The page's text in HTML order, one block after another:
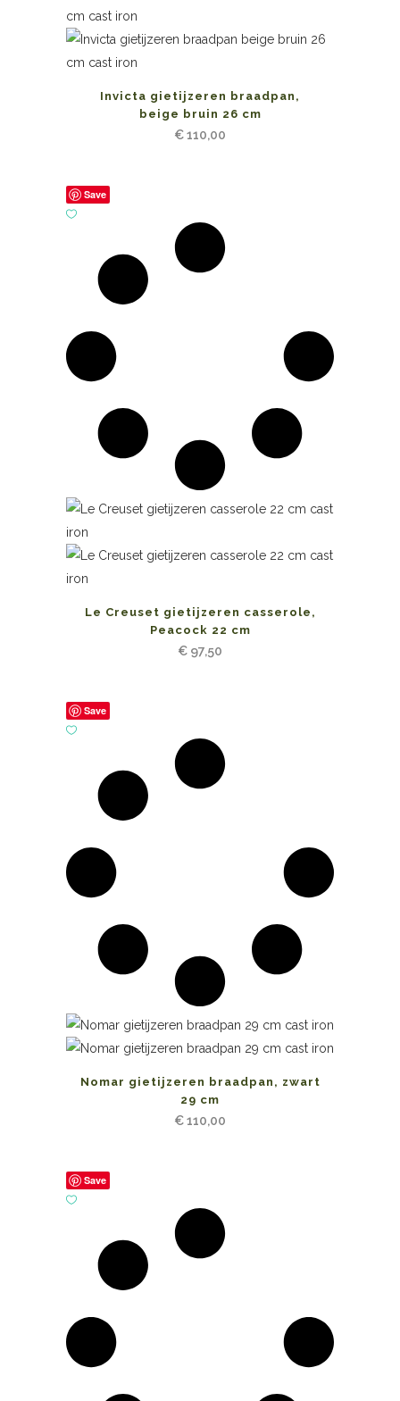
Invicta gietijzeren braadpan,
beige bruin 26 cm
€110,00
Save
Le Creuset gietijzeren casserole,
Peacock 22 cm
€ 97,50
Save
Nomar gietijzeren braadpan, zwart
29 cm
€110,00
Save